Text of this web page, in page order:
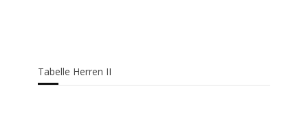
Tabelle Herren II